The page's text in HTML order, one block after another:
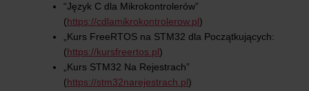
“Język C dla Mikrokontrolerów”
(https://cdlamikrokontrolerow.pl)
„Kurs FreeRTOS na STM32 dla Początkujących:
(https://kursfreertos.pl)
„Kurs STM32 Na Rejestrach”
(https://stm32narejestrach.pl)